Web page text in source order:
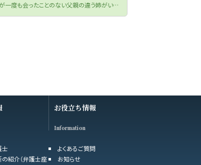
自分が一度も会ったことのない父親の違う姉がいることが判明し、財産管理能力もないことが分かったのですが、どうしたらよいですか？
士
紹介（弁護士座
お役立ち情報
Information
よくあるご質問
お知らせ